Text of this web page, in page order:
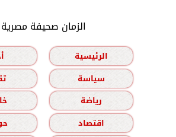
الزمان صحيفة مصرية
الرئيسية
سياسة
رياضة
اقتصاد